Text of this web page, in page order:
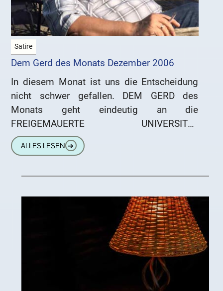
Satire
Dem Gerd des Monats Dezember 2006
In diesem Monat ist uns die Entscheidung
nicht schwer gefallen. DEM GERD des
Monats geht eindeutig an die
FREIGEMAUERTE UNIVERSITÄT
TIEFENBACH. Aus der Verleihungsurkunde
unserer dick- bis vierköpfigen Jury möchte
ALLES LESEN ➔